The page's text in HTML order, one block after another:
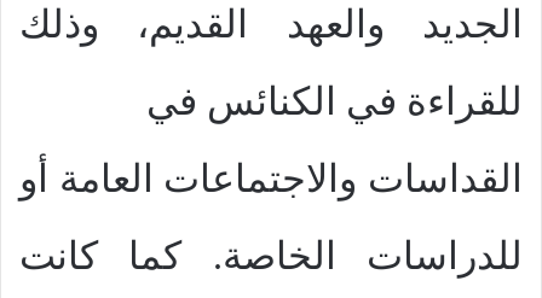
الجديد والعهد القديم، وذلك
للقراءة في الكنائس في
القداسات والاجتماعات العامة أو
للدراسات الخاصة. كما كانت